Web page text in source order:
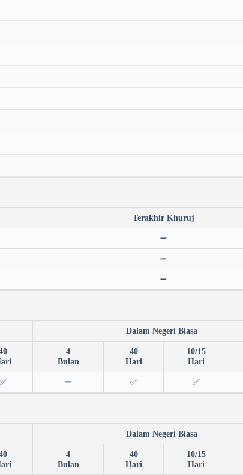
Terakhir Khuruj
➖
➖
➖
Dalam Negeri Biasa
4
Bulan
40
Hari
10/15
Hari
✅ ➖ ✅ ✅
Dalam Negeri Biasa
4
Bulan
40
Hari
10/15
Hari